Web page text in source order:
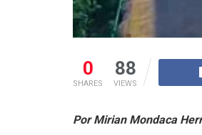
0
SHARES
88
VIEWS
Por Mirian Mondaca